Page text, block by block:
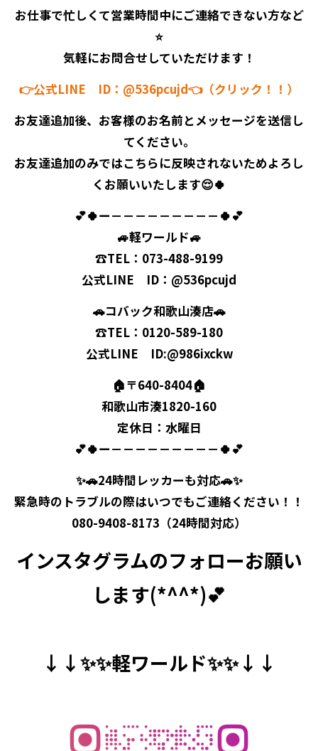
お仕事で忙しくて営業時間中にご連絡できない方など
⭐
気軽にお問合せしていただけます！
👉公式LINE ID：@536pcujd👈（クリック！！）
お友達追加後、お客様のお名前とメッセージを送信し
てください。
お友達追加のみではこちらに反映されないためよろし
くお願いいたします😌🍀
💕🍀ー－－－－－－－－－🍀💕
🚙軽ワールド🚙
☎TEL：073-488-9199
公式LINE ID：@536pcujd
🚗コバック和歌山湊店🚗
☎TEL：0120-589-180
公式LINE ID:@986ixckw
🏠〒640-8404🏠
和歌山市湊1820-160
定休日：水曜日
💕🍀ー－－－－－－－－－🍀💕
✨🚗24時間レッカーも対応🚗✨
緊急時のトラブルの際はいつでもご連絡ください！！
080-9408-8173（24時間対応）
インスタグラムのフォローお願い
します(*^^*)💕
↓↓✨✨軽ワールド✨✨↓↓